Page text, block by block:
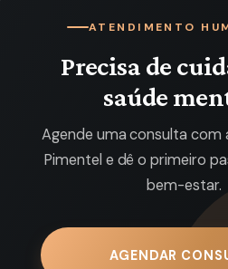
ATENDIMENTO
Precisa de
saúde
Agende uma consulta com
Pimentel e dê o primeiro
bem-estar.
AGENDAR